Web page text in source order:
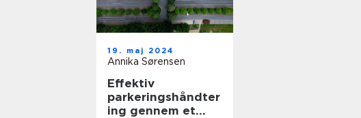
19. maj 2024
Annika Sørensen
Effektiv
parkeringshåndter
ing gennem et